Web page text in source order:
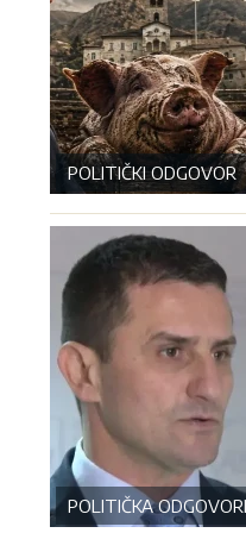
POLITIČKI ODGOVOR
POLITIČKA